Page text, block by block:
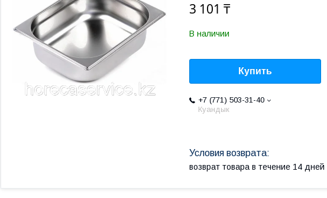
3 101 ₸
В наличии
Купить
+7 (771) 503-31-40
Куандык
возврат товара в течение 14 дней